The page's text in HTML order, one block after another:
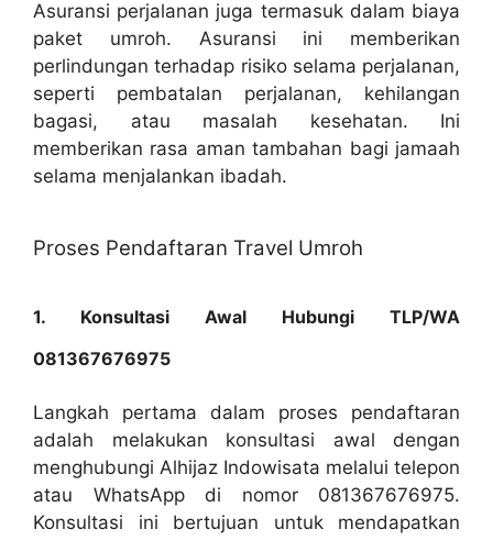
Asuransi perjalanan juga termasuk dalam biaya
paket umroh. Asuransi ini memberikan
perlindungan terhadap risiko selama perjalanan,
seperti pembatalan perjalanan, kehilangan
bagasi, atau masalah kesehatan. Ini
memberikan rasa aman tambahan bagi jamaah
selama menjalankan ibadah.
Proses Pendaftaran Travel Umroh
1. Konsultasi Awal Hubungi TLP/WA
081367676975
Langkah pertama dalam proses pendaftaran
adalah melakukan konsultasi awal dengan
menghubungi Alhijaz Indowisata melalui telepon
atau WhatsApp di nomor 081367676975.
Konsultasi ini bertujuan untuk mendapatkan